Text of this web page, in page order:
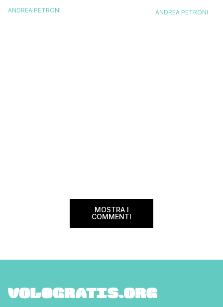
destinazioni incredibili grazie a queste
ANDREA PETRONI
segnalazioni
ANDREA PETRONI
MOSTRA I
COMMENTI